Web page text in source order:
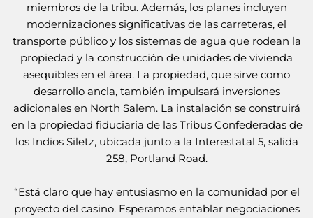
miembros de la tribu. Además, los planes incluyen
modernizaciones significativas de las carreteras, el
transporte público y los sistemas de agua que rodean la
propiedad y la construcción de unidades de vivienda
asequibles en el área. La propiedad, que sirve como
desarrollo ancla, también impulsará inversiones
adicionales en North Salem. La instalación se construirá
en la propiedad fiduciaria de las Tribus Confederadas de
los Indios Siletz, ubicada junto a la Interestatal 5, salida
258, Portland Road.
“Está claro que hay entusiasmo en la comunidad por el
proyecto del casino. Esperamos entablar negociaciones